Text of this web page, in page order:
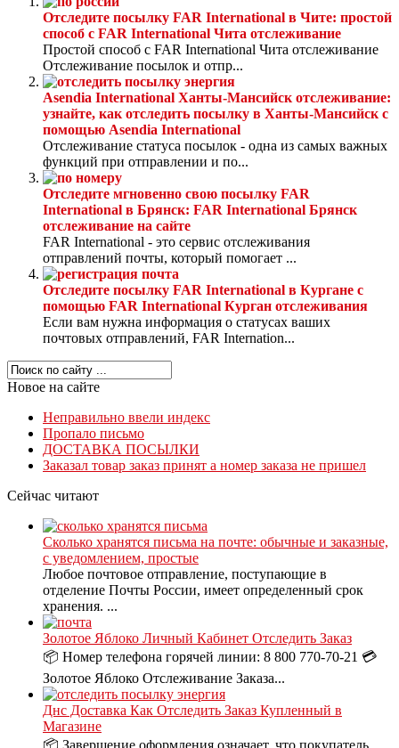
Отследите посылку FAR International в Чите: простой
способ с FAR International Чита отслеживание
Простой способ с FAR International Чита отслеживание
Отслеживание посылок и отпр...
Asendia International Ханты-Мансийск отслеживание:
узнайте, как отследить посылку в Ханты-Мансийск с
помощью Asendia International
Отслеживание статуса посылок - одна из самых важных
функций при отправлении и по...
Отследите мгновенно свою посылку FAR
International в Брянск: FAR International Брянск
отслеживание на сайте
FAR International - это сервис отслеживания
отправлений почты, который помогает ...
Отследите посылку FAR International в Кургане с
помощью FAR International Курган отслеживания
Если вам нужна информация о статусах ваших
почтовых отправлений, FAR Internation...
Новое на сайте
Неправильно ввели индекс
Пропало письмо
ДОСТАВКА ПОСЫЛКИ
Заказал товар заказ принят а номер заказа не пришел
Сейчас читают
Сколько хранятся письма на почте: обычные и заказные,
с уведомлением, простые
Любое почтовое отправление, поступающие в
отделение Почты России, имеет определенный срок
хранения. ...
Золотое Яблоко Личный Кабинет Отследить Заказ
📦 Номер телефона горячей линии: 8 800 770-70-21 💳
Золотое Яблоко Отслеживание Заказа...
Днс Доставка Как Отследить Заказ Купленный в
Магазине